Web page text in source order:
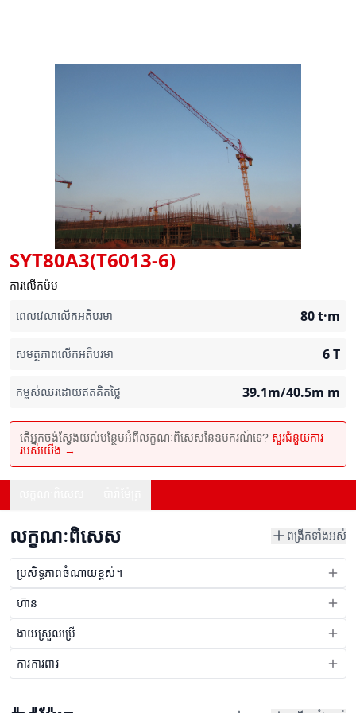
SYT80A3(T6013-6)
ការលើកប៉ម
ពេលវេលាលើកអតិបរមា
80t·m
សមត្ថភាពលើកអតិបរមា 6T
កម្ពស់ឈរដោយឥតគិតថ្លៃ 39.1m/40.5m m
តើអ្នកចង់ស្វែងយល់បន្ថែមអំពីលក្ខណៈពិសេសនៃឧបករណ៍ទេ? សួរជំនួយការ
របស់យើង →
លក្ខណៈពិសេស ពង្រីកទាំងអស់
ប្រសិទ្ធភាពចំណាយខ្ពស់។
ហ៊ាន
ងាយស្រួលប្រើ
ការការពារ